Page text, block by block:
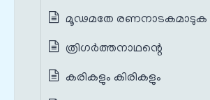
മൂഢമതേ രണനാടകമാടുക
ത്രിഗർത്തനാഥന്റെ
കരികളും കിരികളും